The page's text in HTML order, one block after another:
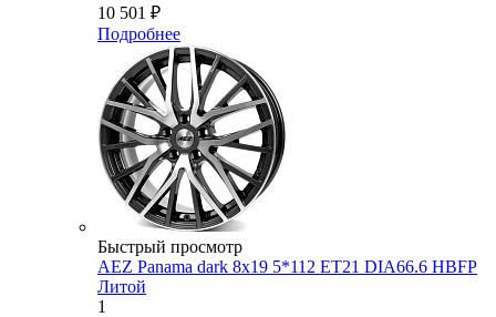
10 501 ₽
Подробнее
Быстрый просмотр
AEZ Panama dark 8x19 5*112 ET21 DIA66.6 HBFP
Литой
1